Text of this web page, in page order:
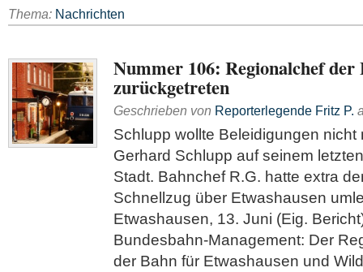
Thema: Nachrichten
Nummer 106: Regionalchef der
zurückgetreten
Geschrieben von Reporterlegende Fritz P.
Schlupp wollte Beleidigungen nicht
Gerhard Schlupp auf seinem
Stadt. Bahnchef R.G. hatte extra
Schnellzug über Etwashausen
Etwashausen, 13. Juni (Eig.
Bundesbahn-Management: Der
der Bahn für Etwashausen und